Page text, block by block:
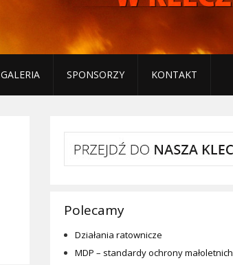
GALERIA SPONSORZY KONTAKT
Polecamy
Działania ratownicze
MDP – standardy ochrony małoletnich